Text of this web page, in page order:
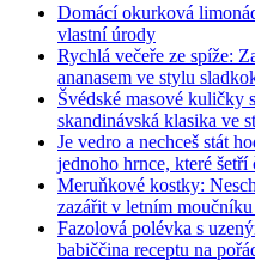
Domácí okurková
vlastní úrody
Rychlá večeře ze spíže:
ananasem ve stylu
Švédské masové kuličky
skandinávská klasika ve
Je vedro a nechceš stát
jednoho hrnce, které šetří
Meruňkové kostky:
zazářit v letním
Fazolová polévka s
babiččina receptu na